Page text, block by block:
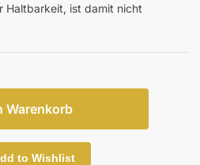
Haltbarkeit, ist damit nicht
Warenkorb
to Wishlist